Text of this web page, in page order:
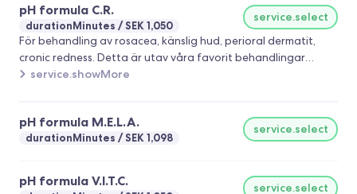
pH formula C.R.
durationMinutes SEK 1,050
service.select
För behandling av rosacea, känslig hud, perioral dermatit,
cronic redness. Detta är utav våra favorit behandlingar
eftersom det ger snabba resultat. Vi rekommenderar en ku på
service.showMore
pH formula M.E.L.A.
durationMinutes SEK 1,098
service.select
pH formula V.I.T.C. service.select